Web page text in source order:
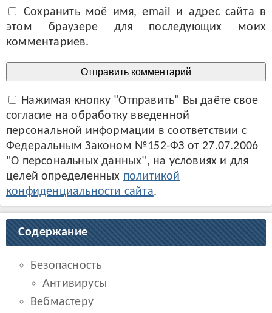
Сохранить моё имя, email и адрес сайта в
этом браузере для последующих моих
комментариев.
Нажимая кнопку "Отправить" Вы даёте свое
согласие на обработку введенной
персональной информации в соответствии с
Федеральным Законом №152-ФЗ от 27.07.2006
"О персональных данных", на условиях и для
целей определенных политикой
конфиденциальности сайта.
Содержание
Безопасность
Антивирусы
Вебмастеру